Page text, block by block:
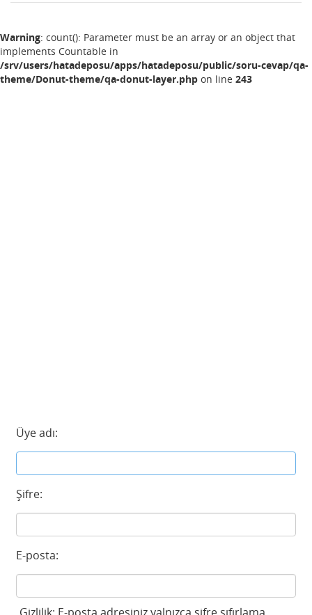
Warning: count(): Parameter must be an array or an object that
implements Countable in
/srv/users/hatadeposu/apps/hatadeposu/public/soru-cevap/qa-
theme/Donut-theme/qa-donut-layer.php on line 243
Üye adı:
Şifre:
E-posta: